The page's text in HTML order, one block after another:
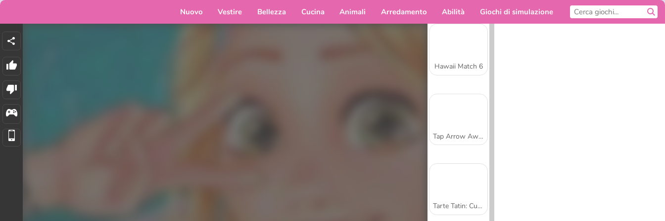
Nuovo Vestire Bellezza Cucina Animali Arredamento Abilità Giochi di simulazione
Hawaii Match 6
Tap Arrow Away
Tarte Tatin: Cucina con Sara